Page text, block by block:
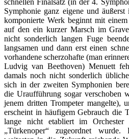
Symphonie ganz eigene und äußerst
komponierte Werk beginnt mit
auf den ein kurzer Marsch im
nicht sonderlich langen Fuge
langsamen und dann erst einen
vorhandene scherzohafte (man
Ludvig van Beethoven) Menuett
damals noch nicht sonderlich
sich in der zweiten Symphonien
die Uraufführung sogar verschoben
jenem dritten Trompeter mangelte),
erscheint in häufigem Gebrauch die
lange nicht etabliert im
„Türkenoper“ zugeordnet